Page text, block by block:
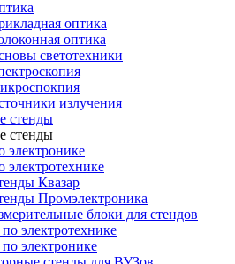
оптика
оптика
светотехники
излучения
стенды
стенды
электронике
электротехнике
Квазар
Промэлектроника
блоки для стендов
электротехнике
электронике